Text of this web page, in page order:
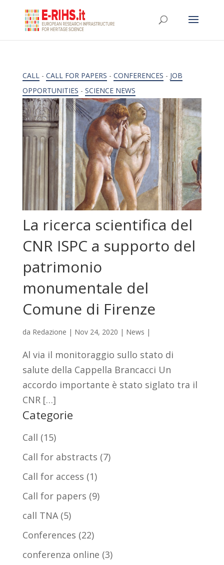
CALL- CALL FOR PAPERS - CONFERENCES - JOB
OPPORTUNITIES - SCIENCE NEWS
La ricerca scientifica del
CNR ISPC a supporto del
patrimonio
monumentale del
Comune di Firenze
da Redazione | Nov 24, 2020 | News |
Al via il monitoraggio sullo stato di
salute della Cappella Brancacci Un
accordo importante è stato siglato tra il
CNR […]
Categorie
Call (15)
Call for abstracts (7)
Call for access (1)
Call for papers (9)
call TNA(5)
Conferences (22)
conferenza online (3)